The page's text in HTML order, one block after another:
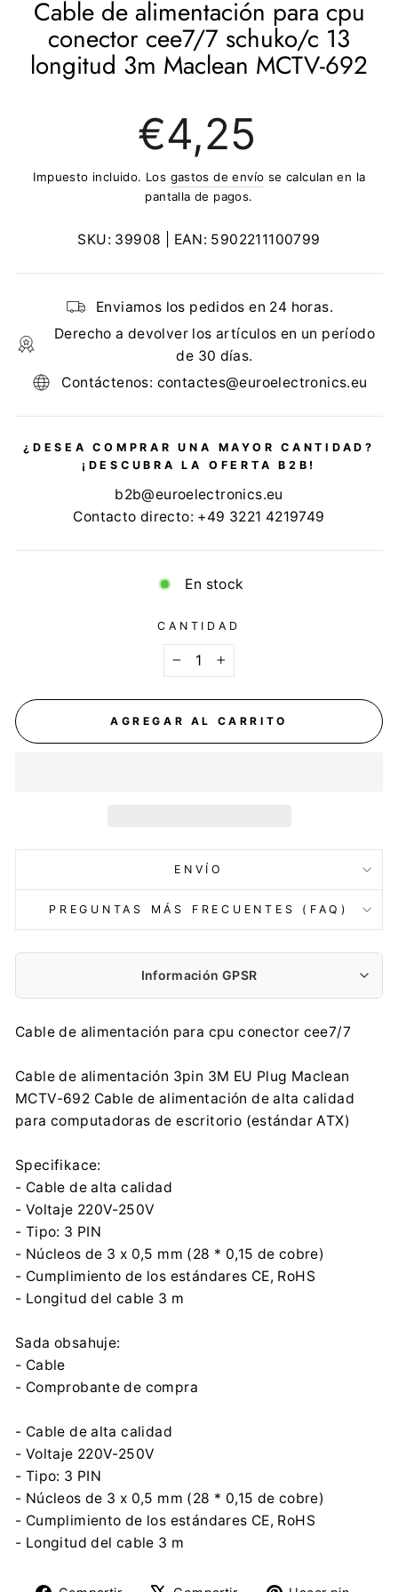
Cable de alimentación para cpu
conector cee7/7 schuko/c 13
longitud 3m Maclean MCTV-692
regular
€4,25
Impuesto incluido. Los gastos de envío se calculan en la
pantalla de pagos.
SKU: 39908 | EAN: 5902211100799
Enviamos los pedidos en 24 horas.
Derecho a devolver los artículos en un período
de 30 días.
Contáctenos: contactes@euroelectronics.eu
¿DESEA COMPRAR UNA MAYOR CANTIDAD?
¡DESCUBRA LA OFERTA B2B!
b2b@euroelectronics.eu
Contacto directo: +49 3221 4219749
En stock
CANTIDAD
+
AGREGAR AL CARRITO
ENVÍO
PREGUNTAS MÁS FRECUENTES (FAQ)
Información GPSR
Centrumelektroniki.EU Sp. z o.o.
contact@centrumelektroniki.pl
+48 32 284 72 22
Korfantego 7, 42-600 Tarnowskie Góry
contact@centrumelektroniki.pl
+48 32 284 72 22
Descargar archivo
Cable de alimentación para cpu conector cee7/7
Cable de alimentación 3pin 3M EU Plug Maclean
MCTV-692 Cable de alimentación de alta calidad
para computadoras de escritorio (estándar ATX)
Specifikace:
- Cable de alta calidad
- Voltaje 220V-250V
- Tipo: 3 PIN
- Núcleos de 3 x 0,5 mm (28 * 0,15 de cobre)
- Cumplimiento de los estándares CE, RoHS
- Longitud del cable 3 m
Sada obsahuje:
- Cable
- Comprobante de compra
- Cable de alta calidad
- Voltaje 220V-250V
- Tipo: 3 PIN
- Núcleos de 3 x 0,5 mm (28 * 0,15 de cobre)
- Cumplimiento de los estándares CE, RoHS
- Longitud del cable 3 m